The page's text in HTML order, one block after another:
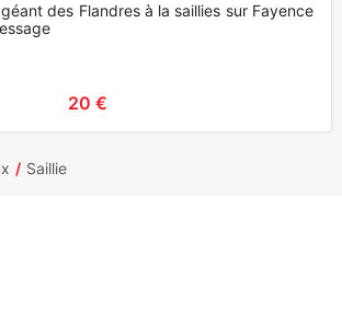
des Flandres à la saillies sur Fayence
20 €
Saillie